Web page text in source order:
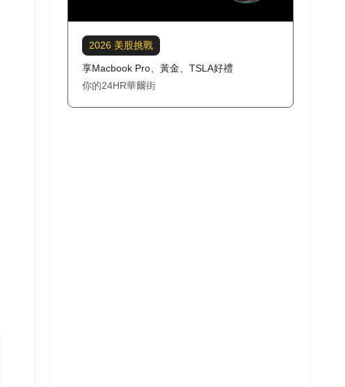
2026 美股挑戰
享Macbook Pro、黃金、TSLA好禮
你的24HR華爾街